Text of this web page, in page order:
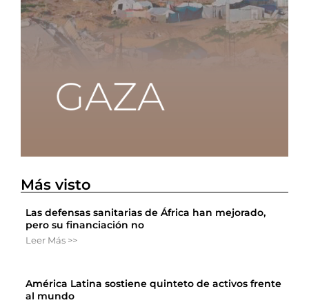
Más visto
Las defensas sanitarias de África han mejorado,
pero su financiación no
Leer Más >>
América Latina sostiene quinteto de activos frente
al mundo